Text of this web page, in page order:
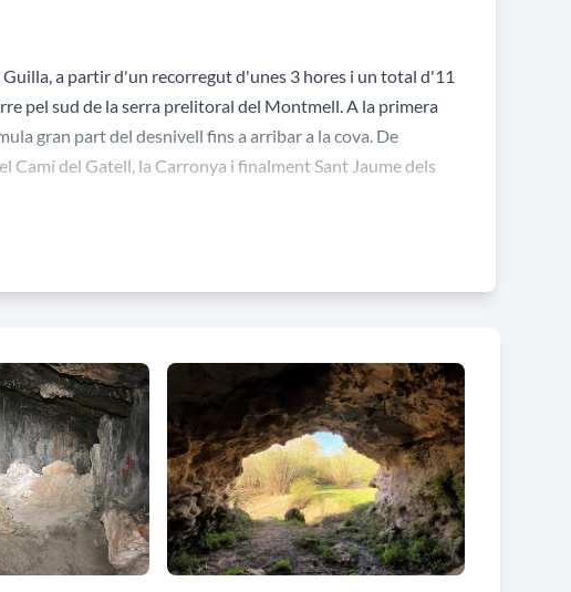
a partir d'un recorregut d'unes 3 hores i un total d'11
pel sud de la serra prelitoral del Montmell. A la primera
gran part del desnivell fins a arribar a la cova. De
Camí del Gatell, la Carronya i finalment Sant Jaume dels
patrimonials d'època romana que trobem dins el terme
de la plana penedesenca, ja que la ruta
i Lletger, enllaçant d'aquesta manera els principals
podem iniciar des de qualsevol dels nuclis anteriorment